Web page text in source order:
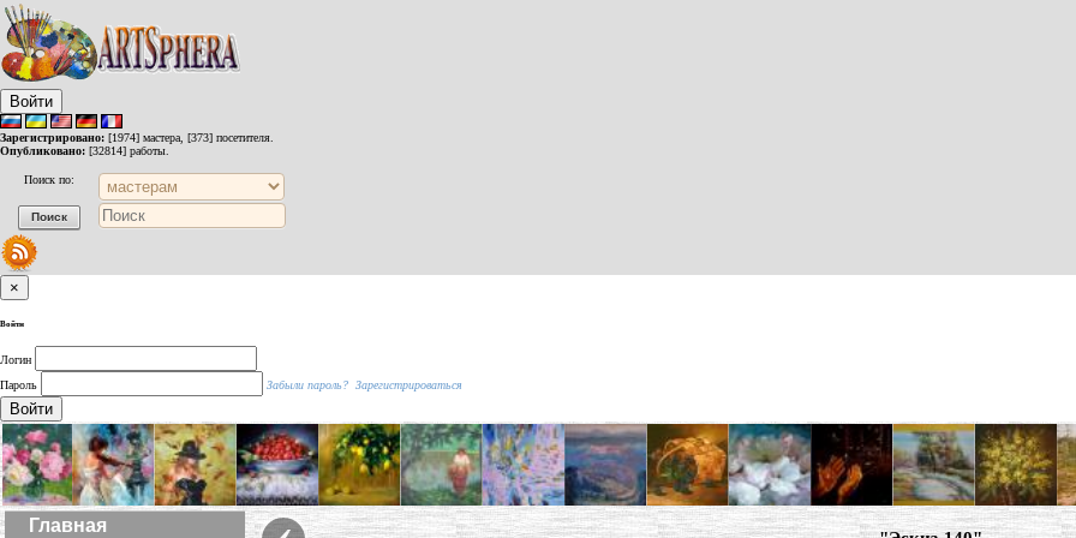
Войти
Зарегистрировано: [1974] мастера, [373] посетителя.
Опубликовано: [32814] работы.
Поиск по:
×
Войти
Логин
Пароль
Забыли пароль? Зарегистрироваться
Войти
Главная